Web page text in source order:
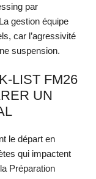
par
gestion équipe
car l’agressivité
suspension.
LIST FM26
UN
le départ en
qui impactent
Préparation